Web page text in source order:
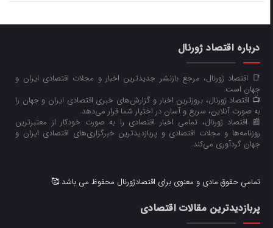
درباره اقتصاد ژورنال
📑 اقتصاد ژورنال، مرجع بازنشر جدیدترین اخبار و مجلات اقتصادی ایران و
جهان است.
📺 اقتصاد ژورنال، بروزترین اخبار و گزارش‌های خبری اقتصادی ایران و جهان را
به صورت آنلاین، سریع و آسان در اختیار شما قرار می‌‌دهد.
📰 اقتصاد ژورنال، تمامی اخبار اقتصادی را به صورت خودکار از معتبرترین
روزنامه‌ها و مجلات اقتصادی و پربازدیدترین خبرگزاری‌های اقتصادی ایران و
جهان گردآوری می‌کند.
تمامی حقوق مادی و معنوی برای اقتصادژورنال محفوظ می باشد 🥰
پربازدیدترین مقالات اقتصادی